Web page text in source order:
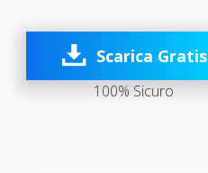
 Scarica Gratis
100% Sicuro